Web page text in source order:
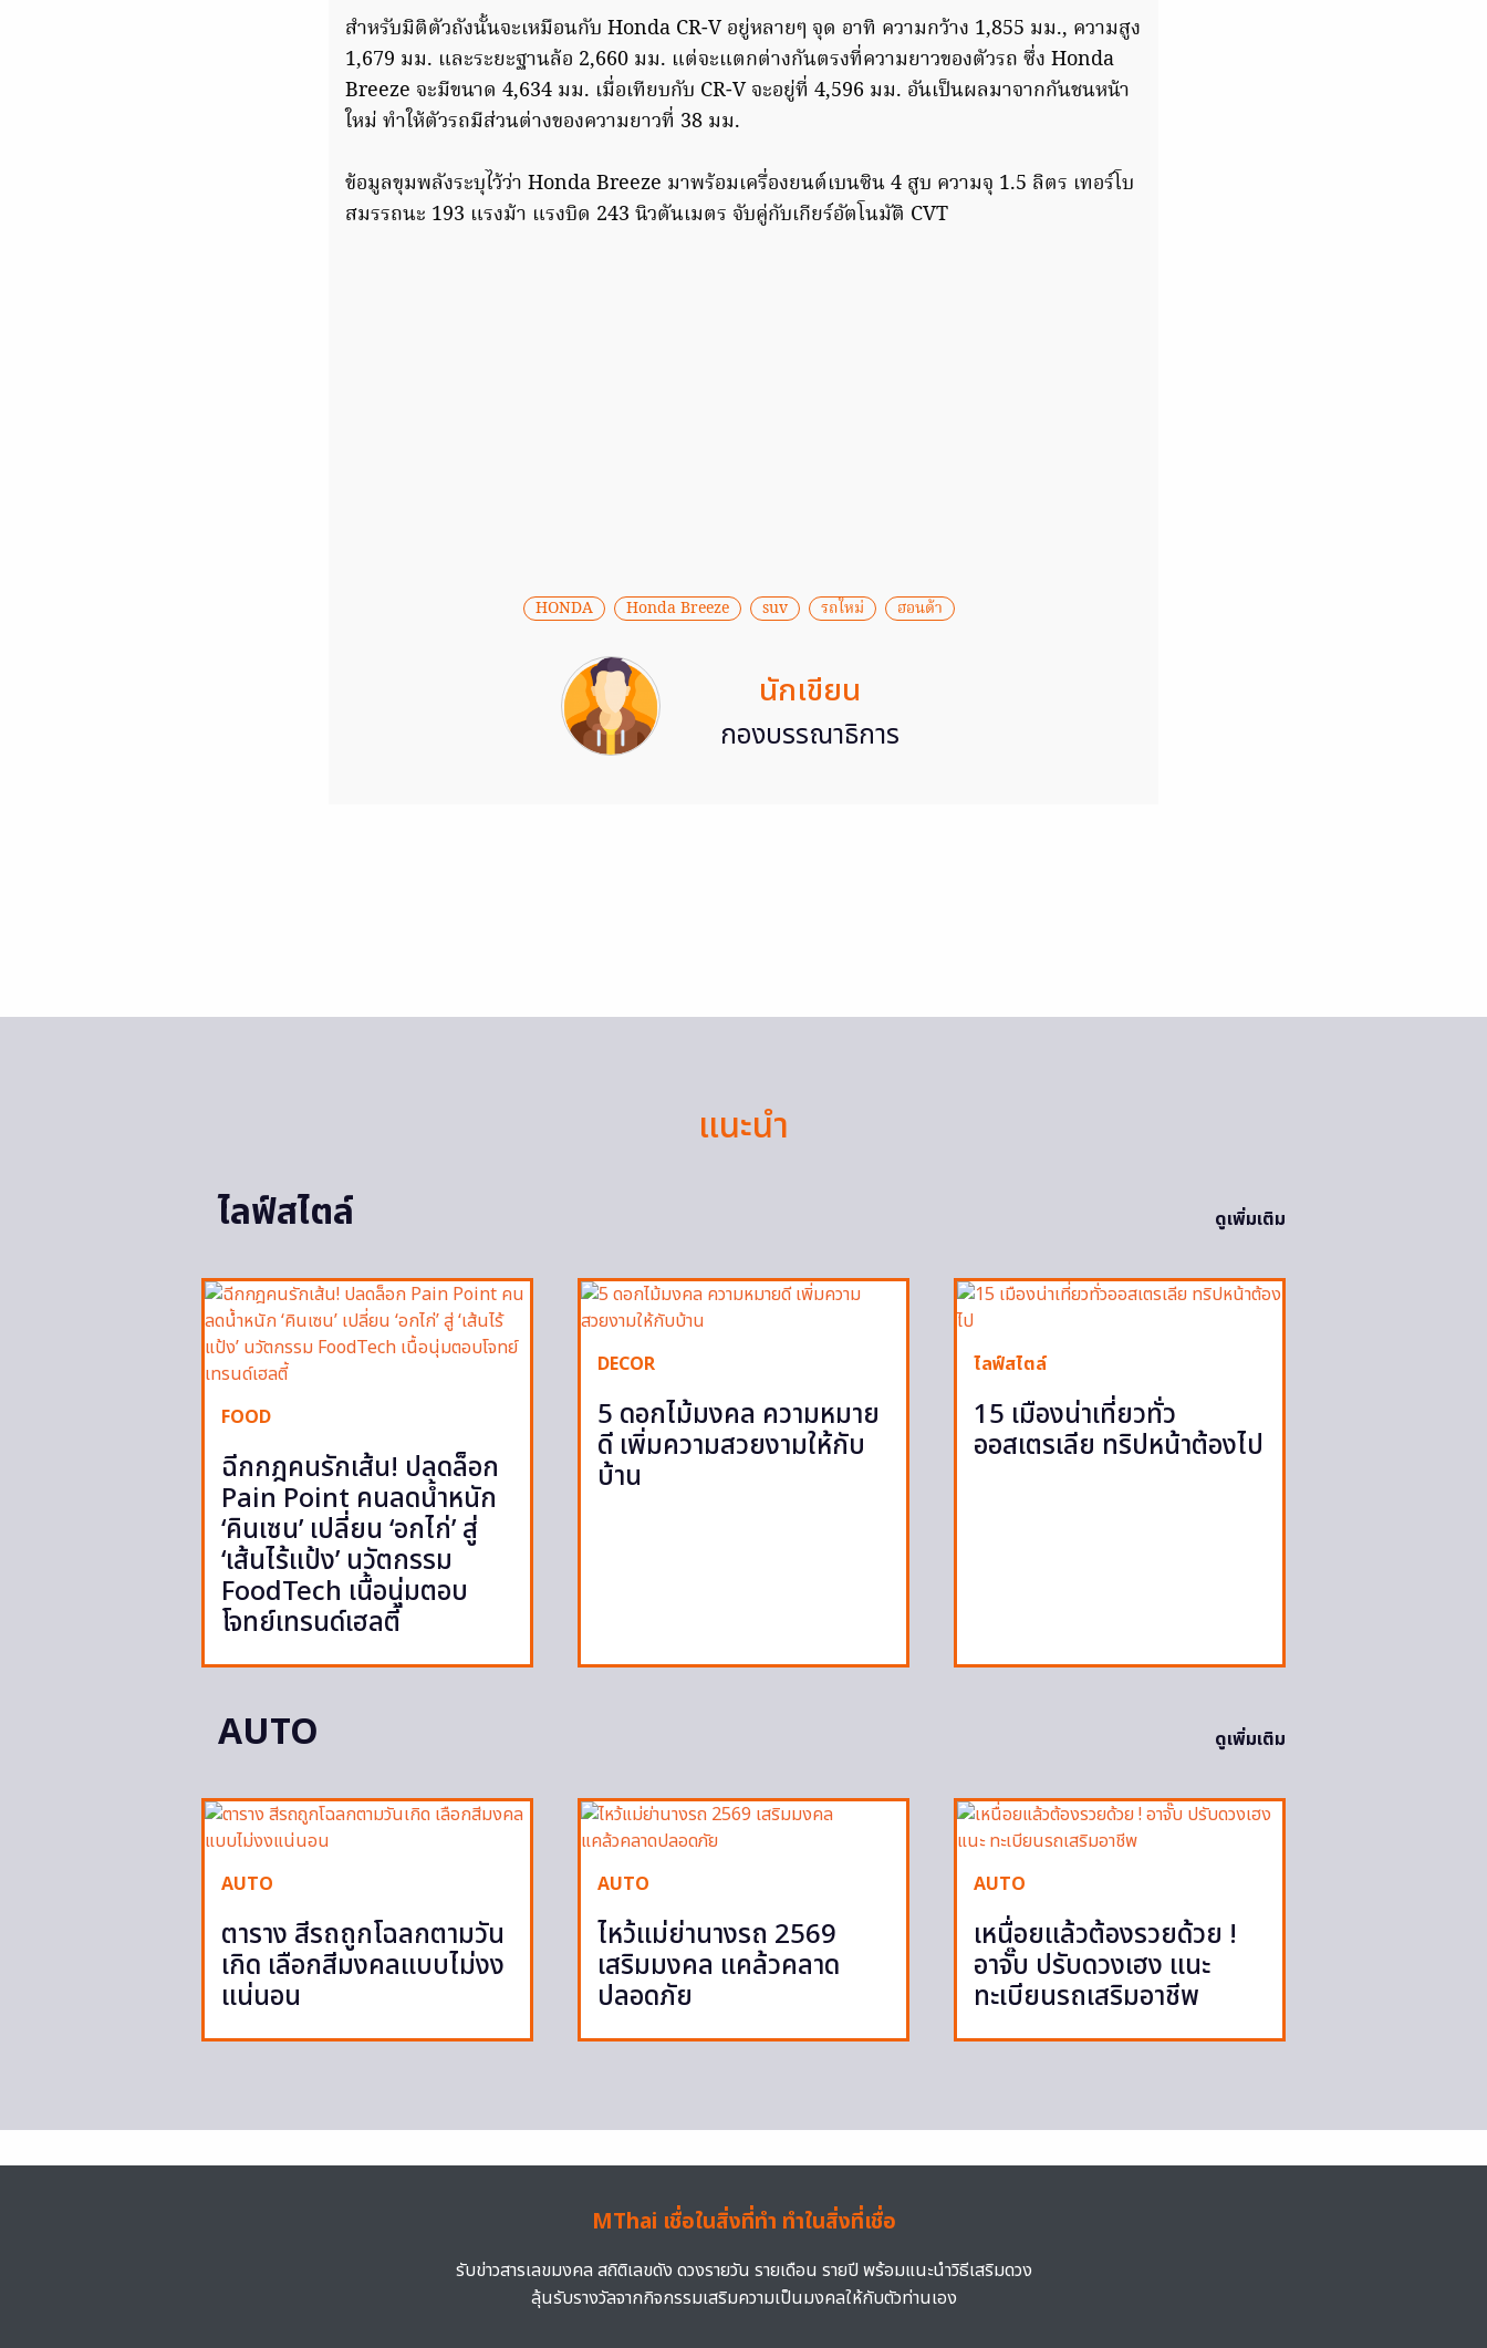
สำหรับมิติตัวถังนั้นจะเหมือนกับ Honda CR-V อยู่หลายๆ จุด อาทิ ความกว้าง 1,855 มม., ความสูง
1,679 มม. และระยะฐานล้อ 2,660 มม. แต่จะแตกต่างกันตรงที่ความยาวของตัวรถ ซึ่ง Honda
Breeze จะมีขนาด 4,634 มม. เมื่อเทียบกับ CR-V จะอยู่ที่ 4,596 มม. อันเป็นผลมาจากกันชนหน้า
ใหม่ ทำให้ตัวรถมีส่วนต่างของความยาวที่ 38 มม.
ข้อมูลขุมพลังระบุไว้ว่า Honda Breeze มาพร้อมเครื่องยนต์เบนซิน 4 สูบ ความจุ 1.5 ลิตร เทอร์โบ
สมรรถนะ 193 แรงม้า แรงบิด 243 นิวตันเมตร จับคู่กับเกียร์อัตโนมัติ CVT
HONDA Honda Breeze suv รถใหม่ ฮอนด้า
นักเขียน
กองบรรณาธิการ
แนะนำ
ไลฟ์สไตล์
ดูเพิ่มเติม
FOOD
ฉีกกฎคนรักเส้น! ปลดล็อก
Pain Point คนลดน้ำหนัก
‘คินเซน’ เปลี่ยน ‘อกไก่’ สู่
‘เส้นไร้แป้ง’ นวัตกรรม
FoodTech เนื้อนุ่มตอบ
โจทย์เทรนด์เฮลตี้
DECOR
5 ดอกไม้มงคล ความหมาย
ดี เพิ่มความสวยงามให้กับ
บ้าน
ไลฟ์สไตล์
15 เมืองน่าเที่ยวทั่ว
ออสเตรเลีย ทริปหน้าต้องไป
AUTO ดูเพิ่มเติม
AUTO
ตาราง สีรถถูกโฉลกตามวัน
เกิด เลือกสีมงคลแบบไม่งง
แน่นอน
AUTO
ไหว้แม่ย่านางรถ 2569
เสริมมงคล แคล้วคลาด
ปลอดภัย
AUTO
เหนื่อยแล้วต้องรวยด้วย !
อาจั๊บ ปรับดวงเฮง แนะ
ทะเบียนรถเสริมอาชีพ
MThai เชื่อในสิ่งที่ทำ ทำในสิ่งที่เชื่อ
รับข่าวสารเลขมงคล สถิติเลขดัง ดวงรายวัน รายเดือน รายปี พร้อมแนะนำวิธีเสริมดวง
ลุ้นรับรางวัลจากกิจกรรมเสริมความเป็นมงคลให้กับตัวท่านเอง